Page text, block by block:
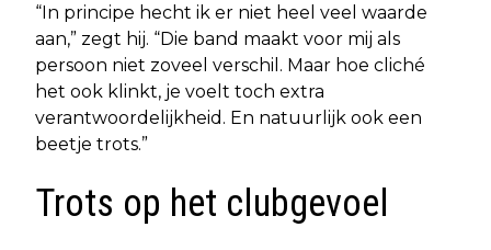
“In principe hecht ik er niet heel veel waarde
aan,” zegt hij. “Die band maakt voor mij als
persoon niet zoveel verschil. Maar hoe cliché
het ook klinkt, je voelt toch extra
verantwoordelijkheid. En natuurlijk ook een
beetje trots.”
Trots op het clubgevoel